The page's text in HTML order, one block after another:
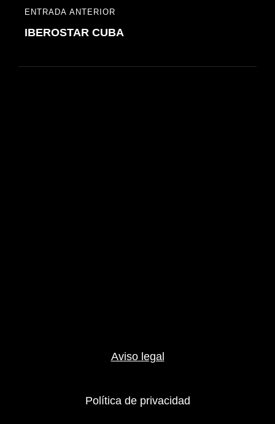
Navegación
de
ENTRADA
ANTERIOR
ENTRADA ANTERIOR
IBEROSTAR CUBA
Aviso legal
Política de privacidad